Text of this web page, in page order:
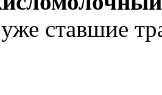
ставшие